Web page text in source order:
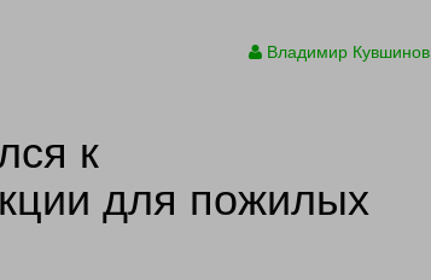
Владимир Кувшинов
к
для пожилых